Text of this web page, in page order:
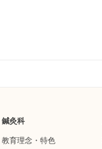
鍼灸科
教育理念・特色